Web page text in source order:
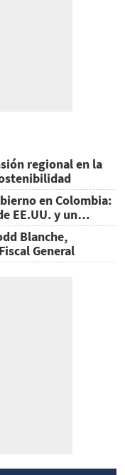
regional en la
en Colombia:
EE.UU. y un
Blanche,
General